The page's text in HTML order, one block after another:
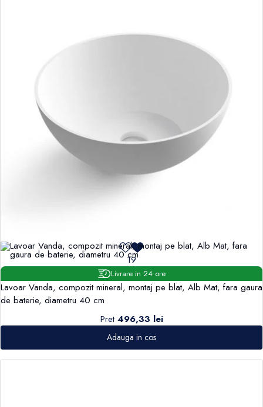
19
Livrare in 24 ore
Lavoar Vanda, compozit mineral, montaj pe blat, Alb Mat, fara gaura
de baterie, diametru 40 cm
Pret 496,33 lei
Adauga in cos